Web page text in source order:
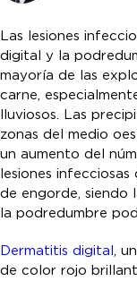
Las lesiones
digital y la
mayoría de las
carne,
lluviosos. Las
zonas del medio
un aumento del
lesiones
de engorde, siendo
la podredumbre
Dermatitis digital,
de color rojo